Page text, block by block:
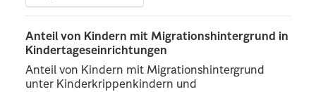
Anteil von Kindern mit Migrationshintergrund in
Kindertageseinrichtungen
Anteil von Kindern mit Migrationshintergrund
unter Kinderkrippenkindern und